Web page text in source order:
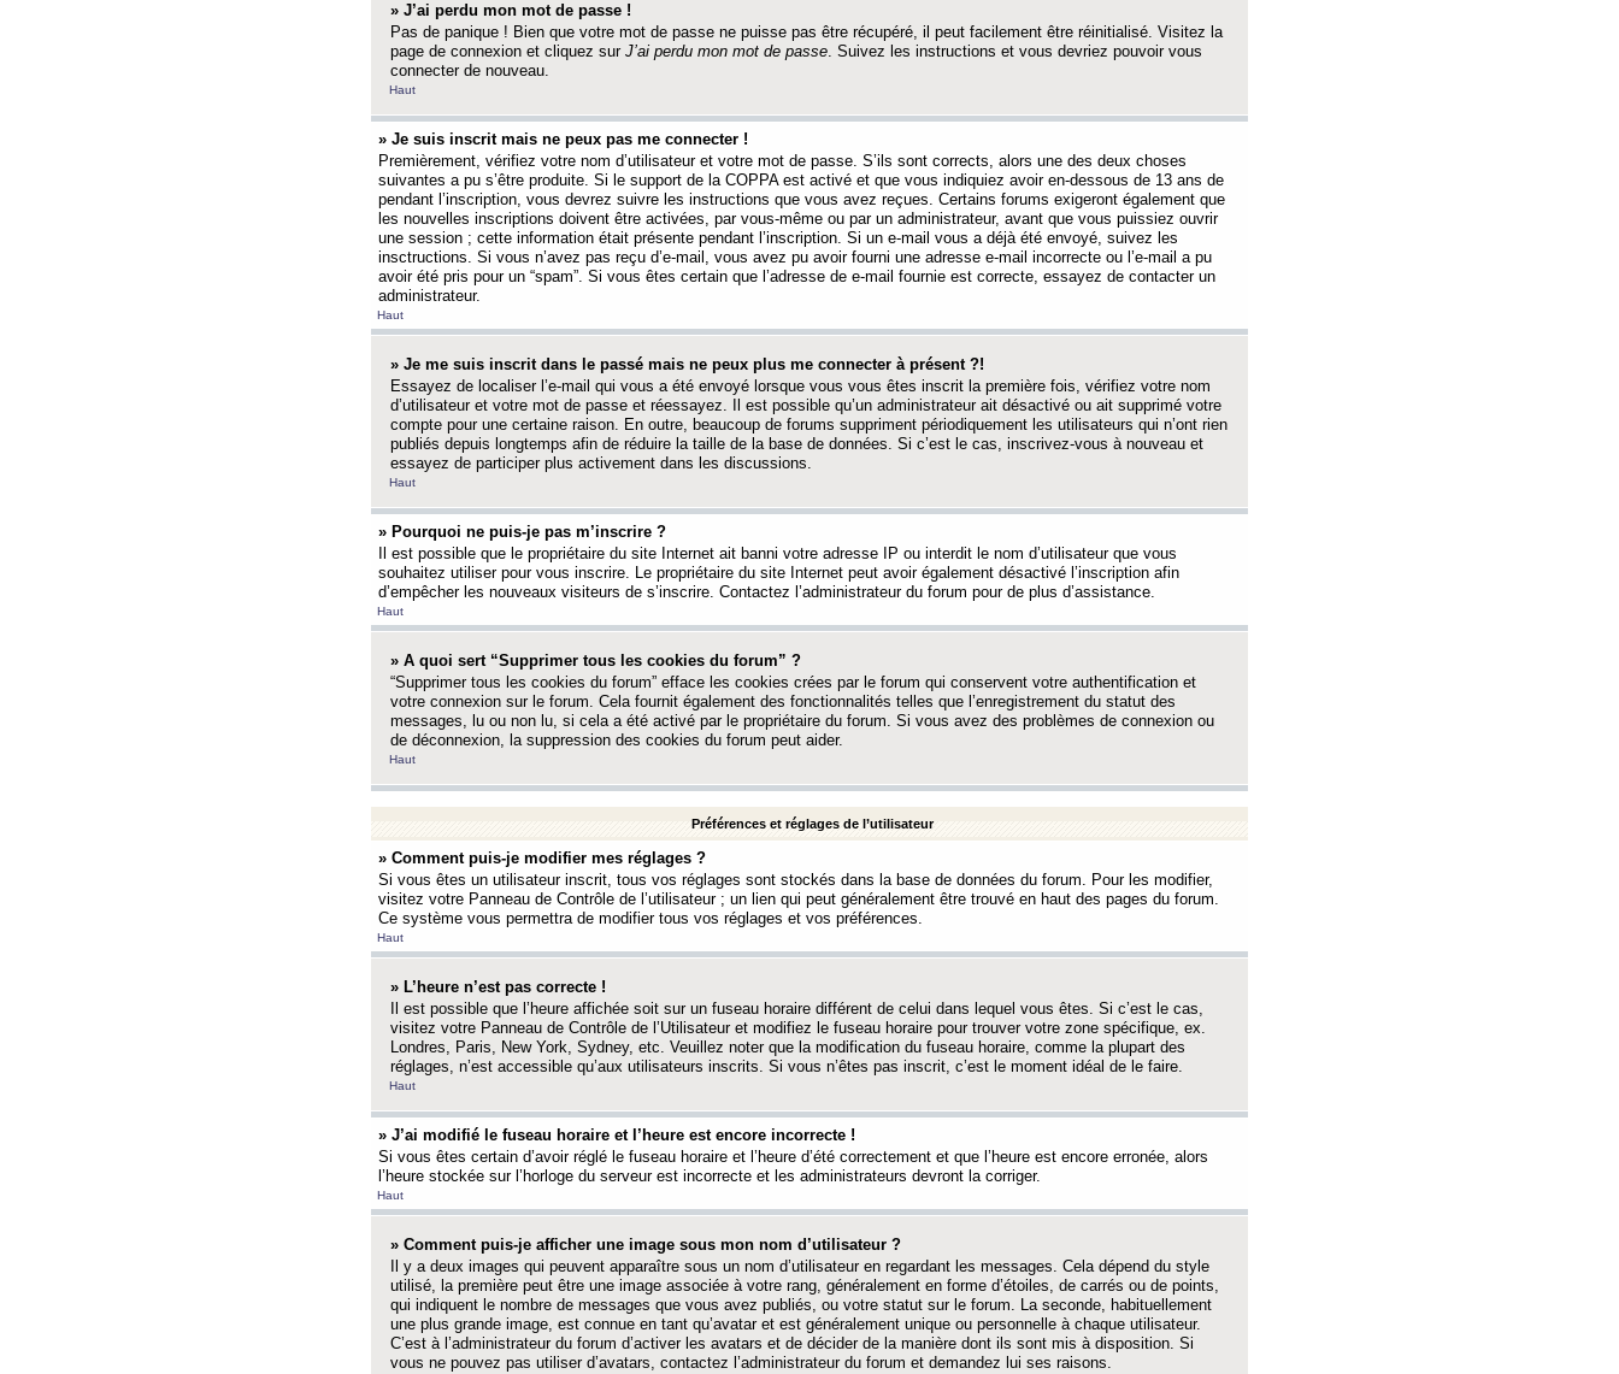
» J’ai perdu mon mot de passe !
Pas de panique ! Bien que votre mot de passe ne puisse pas être récupéré, il peut facilement être réinitialisé. Visitez la
page de connexion et cliquez sur J’ai perdu mon mot de passe. Suivez les instructions et vous devriez pouvoir vous
connecter de nouveau.
Haut
» Je suis inscrit mais ne peux pas me connecter !
Premièrement, vérifiez votre nom d’utilisateur et votre mot de passe. S’ils sont corrects, alors une des deux choses
suivantes a pu s’être produite. Si le support de la COPPA est activé et que vous indiquiez avoir en-dessous de 13 ans de
pendant l’inscription, vous devrez suivre les instructions que vous avez reçues. Certains forums exigeront également que
les nouvelles inscriptions doivent être activées, par vous-même ou par un administrateur, avant que vous puissiez ouvrir
une session ; cette information était présente pendant l’inscription. Si un e-mail vous a déjà été envoyé, suivez les
insctructions. Si vous n’avez pas reçu d’e-mail, vous avez pu avoir fourni une adresse e-mail incorrecte ou l’e-mail a pu
avoir été pris pour un “spam”. Si vous êtes certain que l’adresse de e-mail fournie est correcte, essayez de contacter un
administrateur.
Haut
» Je me suis inscrit dans le passé mais ne peux plus me connecter à présent ?!
Essayez de localiser l’e-mail qui vous a été envoyé lorsque vous vous êtes inscrit la première fois, vérifiez votre nom
d’utilisateur et votre mot de passe et réessayez. Il est possible qu’un administrateur ait désactivé ou ait supprimé votre
compte pour une certaine raison. En outre, beaucoup de forums suppriment périodiquement les utilisateurs qui n’ont rien
publiés depuis longtemps afin de réduire la taille de la base de données. Si c’est le cas, inscrivez-vous à nouveau et
essayez de participer plus activement dans les discussions.
Haut
» Pourquoi ne puis-je pas m’inscrire ?
Il est possible que le propriétaire du site Internet ait banni votre adresse IP ou interdit le nom d’utilisateur que vous
souhaitez utiliser pour vous inscrire. Le propriétaire du site Internet peut avoir également désactivé l’inscription afin
d’empêcher les nouveaux visiteurs de s’inscrire. Contactez l’administrateur du forum pour de plus d’assistance.
Haut
» A quoi sert “Supprimer tous les cookies du forum” ?
“Supprimer tous les cookies du forum” efface les cookies crées par le forum qui conservent votre authentification et
votre connexion sur le forum. Cela fournit également des fonctionnalités telles que l’enregistrement du statut des
messages, lu ou non lu, si cela a été activé par le propriétaire du forum. Si vous avez des problèmes de connexion ou
de déconnexion, la suppression des cookies du forum peut aider.
Haut
Préférences et réglages de l’utilisateur
» Comment puis-je modifier mes réglages ?
Si vous êtes un utilisateur inscrit, tous vos réglages sont stockés dans la base de données du forum. Pour les modifier,
visitez votre Panneau de Contrôle de l’utilisateur ; un lien qui peut généralement être trouvé en haut des pages du forum.
Ce système vous permettra de modifier tous vos réglages et vos préférences.
Haut
» L’heure n’est pas correcte !
Il est possible que l’heure affichée soit sur un fuseau horaire différent de celui dans lequel vous êtes. Si c’est le cas,
visitez votre Panneau de Contrôle de l’Utilisateur et modifiez le fuseau horaire pour trouver votre zone spécifique, ex.
Londres, Paris, New York, Sydney, etc. Veuillez noter que la modification du fuseau horaire, comme la plupart des
réglages, n’est accessible qu’aux utilisateurs inscrits. Si vous n’êtes pas inscrit, c’est le moment idéal de le faire.
Haut
» J’ai modifié le fuseau horaire et l’heure est encore incorrecte !
Si vous êtes certain d’avoir réglé le fuseau horaire et l’heure d’été correctement et que l’heure est encore erronée, alors
l’heure stockée sur l’horloge du serveur est incorrecte et les administrateurs devront la corriger.
Haut
» Comment puis-je afficher une image sous mon nom d’utilisateur ?
Il y a deux images qui peuvent apparaître sous un nom d’utilisateur en regardant les messages. Cela dépend du style
utilisé, la première peut être une image associée à votre rang, généralement en forme d’étoiles, de carrés ou de points,
qui indiquent le nombre de messages que vous avez publiés, ou votre statut sur le forum. La seconde, habituellement
une plus grande image, est connue en tant qu’avatar et est généralement unique ou personnelle à chaque utilisateur.
C’est à l’administrateur du forum d’activer les avatars et de décider de la manière dont ils sont mis à disposition. Si
vous ne pouvez pas utiliser d’avatars, contactez l’administrateur du forum et demandez lui ses raisons.